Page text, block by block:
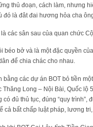
thủ đoạn, cách làm, nhưng
đó là đât đai hương hỏa cha
các sân sau của quan chức
béo bở và là một đặc quyền
để chia chác cho nhau.
các dự án BOT bỏ tiền
Thăng Long – Nội Bài, Quốc
đủ thủ tục, đúng “quy trình”,
cả bất chấp luật pháp, lương